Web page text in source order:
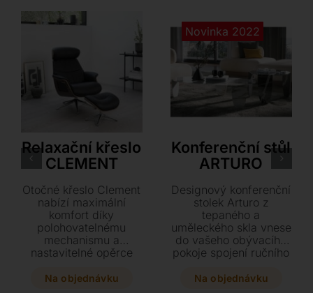
Relaxační křeslo
CLEMENT
Otočné křeslo Clement
nabízí maximální
komfort díky
polohovatelnému
mechanismu a
nastavitelné opěrce
velikostí a široké škály
Na objednávku
Novinka 2022
Konferenční stůl
ARTURO
Designový konferenční
stolek Arturo z
tepaného a
uměleckého skla vnese
do vašeho obývacího
pokoje spojení ručního
geometrických linií.
Na objednávku